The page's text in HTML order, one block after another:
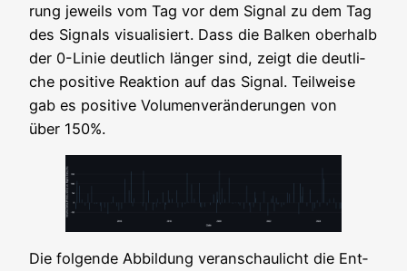
rung jeweils vom Tag vor dem Signal zu dem Tag
des Signals visua­li­siert. Dass die Bal­ken ober­halb
der 0-Linie deut­lich län­ger sind, zeigt die deut­li­
che posi­ti­ve Reak­ti­on auf das Signal. Teil­wei­se
gab es posi­ti­ve Volu­men­ver­än­de­run­gen von
über 150%.
Die fol­gen­de Abbil­dung ver­an­schau­licht die Ent­